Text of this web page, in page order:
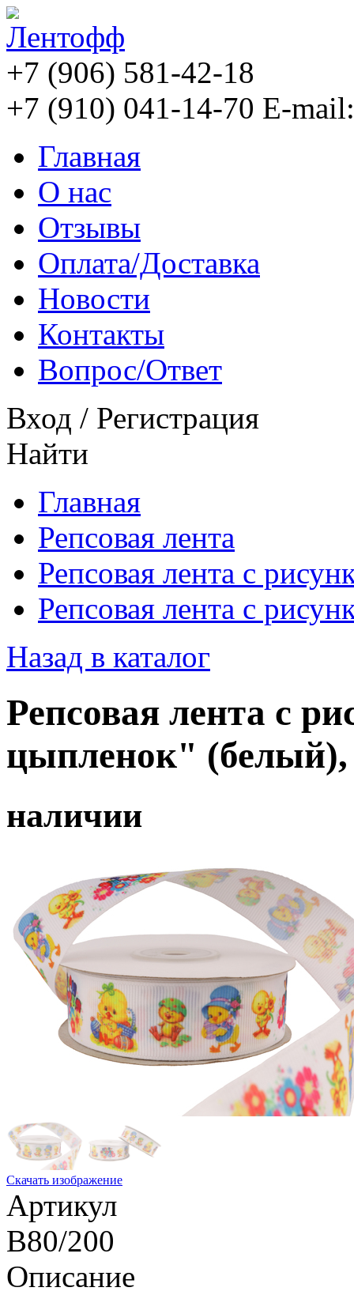
+7 (906) 581-42-18
+7 (910) 041-14-70 E-
Главная
О нас
Отзывы
Оплата/Доставка
Новости
Контакты
Вопрос/Ответ
Вход / Регистрация
Найти
Главная
Репсовая лента
Репсовая лента с
Репсовая лента с
Назад в каталог
Репсовая лента с
цыпленок"
наличии
Скачать изображение
Артикул
B80/200
Описание